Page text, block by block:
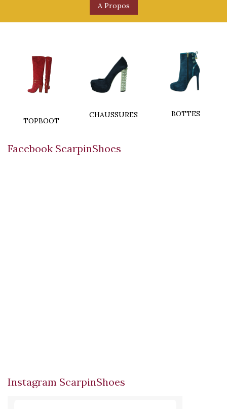
A Propos
TOPBOOT
CHAUSSURES BOTTES
Facebook ScarpinShoes
Instagram ScarpinShoes